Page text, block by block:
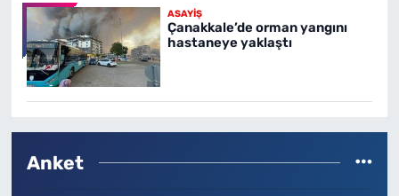
ASAYİŞ
Çanakkale’de orman yangını
hastaneye yaklaştı
Anket